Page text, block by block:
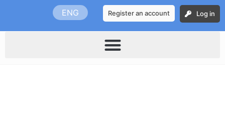
content
ENG Register an account Log in